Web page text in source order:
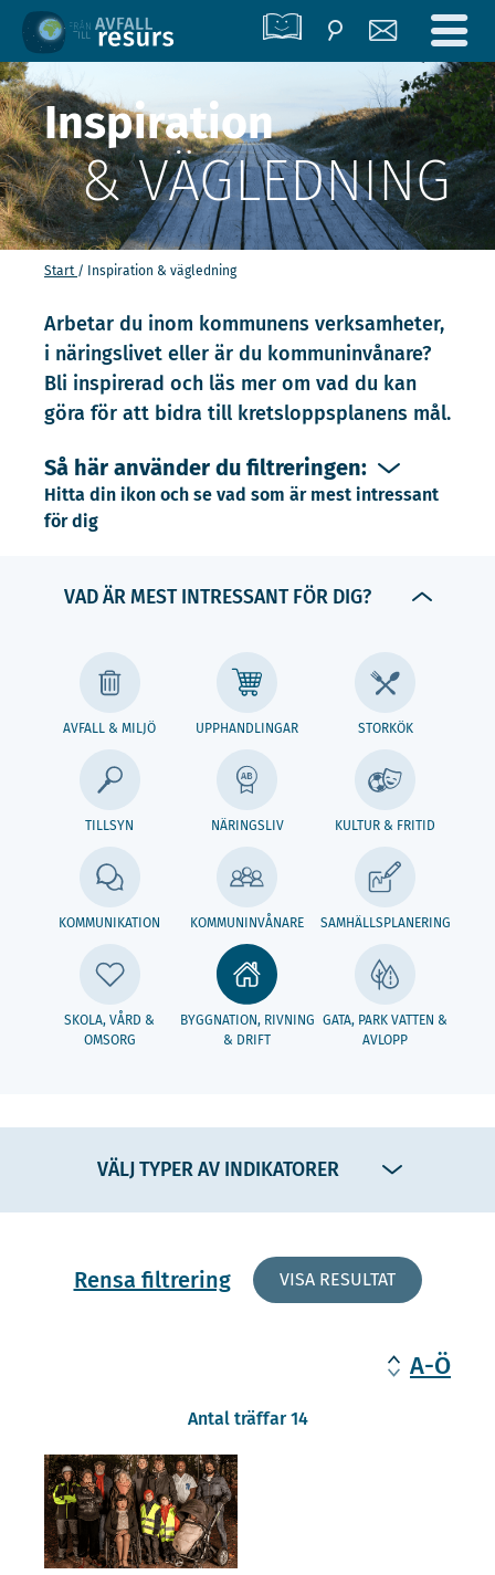
Inspiration
& VÄGLEDNING
Start Inspiration & vägledning
Arbetar du inom kommunens verksamheter,
i näringslivet eller är du kommuninvånare?
Bli inspirerad och läs mer om vad du kan
göra för att bidra till kretsloppsplanens mål.
Så här använder du filtreringen:
Hitta din ikon och se vad som är mest intressant
för dig
VAD ÄR MEST INTRESSANT FÖR DIG?
AVFALL & MILJÖ UPPHANDLINGAR STORKÖK
TILLSYN NÄRINGSLIV KULTUR & FRITID
KOMMUNIKATION KOMMUNINVÅNARE SAMHÄLLSPLANERING
SKOLA, VÅRD &
OMSORG
BYGGNATION, RIVNING
& DRIFT
GATA, PARK VATTEN &
AVLOPP
VÄLJ TYPER AV INDIKATORER
Rensa filtrering VISA RESULTAT
A-Ö
Antal träffar 14